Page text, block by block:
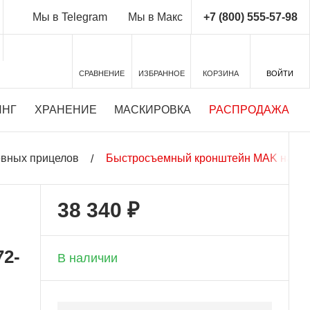
Мы в Telegram Мы в Макс +7 (800) 555-57-98
СРАВНЕНИЕ ИЗБРАННОЕ КОРЗИНА ВОЙТИ
ХРАНЕНИЕ МАСКИРОВКА РАСПРОДАЖА
прицелов Быстросъемный кронштейн MAK на
38 340 ₽
В наличии